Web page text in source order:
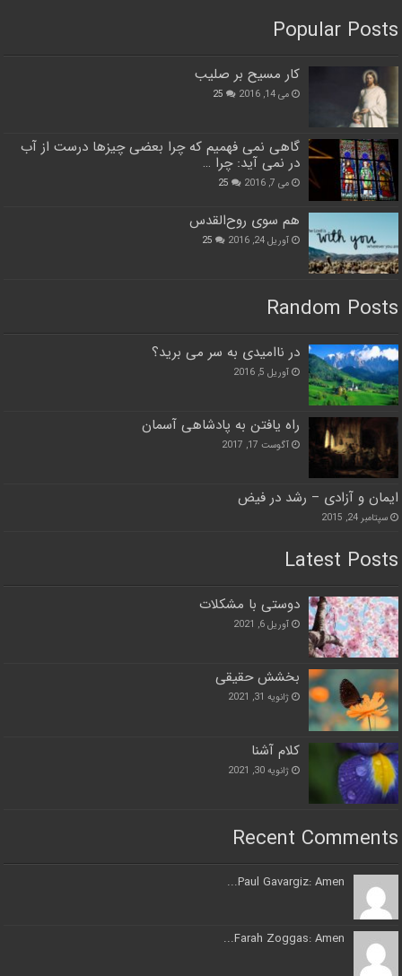
Popular Posts
کار مسیح بر صلیب
می 14, 2016 25
گاهی نمی فهمیم که چرا بعضی چیزها درست از آب
در نمی آید: چرا …
می 7, 2016 25
هم سوی روح‌القدس
آوریل 24, 2016 25
Random Posts
در ناامیدی به سر می برید؟
آوریل 5, 2016
راه یافتن به پادشاهی آسمان
آگوست 17, 2017
ایمان و ﺁزادی – رشد در فیض
سپتامبر 24, 2015
Latest Posts
دوستی با مشکلات
آوریل 6, 2021
بخشش حقیقی
ژانویه 31, 2021
کلام آشنا
ژانویه 30, 2021
Recent Comments
Paul Gavargiz: Amen...
Farah Zoggas: Amen...